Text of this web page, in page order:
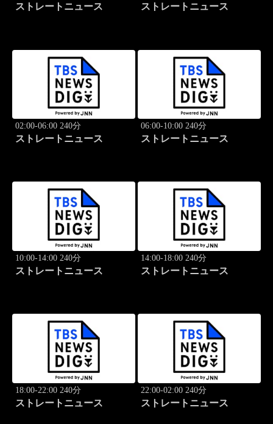
ストレートニュース ストレートニュース
02:00-06:00 240分
ストレートニュース
06:00-10:00 240分
ストレートニュース
10:00-14:00 240分
ストレートニュース
14:00-18:00 240分
ストレートニュース
18:00-22:00 240分
ストレートニュース
22:00-02:00 240分
ストレートニュース